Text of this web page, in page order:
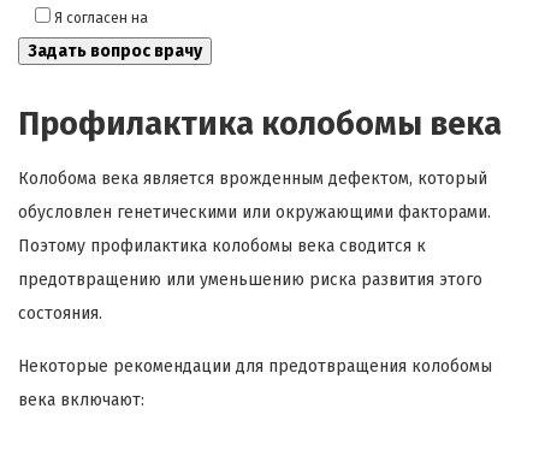
Я согласен на
Профилактика колобомы века
Колобома века является врожденным дефектом, который
обусловлен генетическими или окружающими факторами.
Поэтому профилактика колобомы века сводится к
предотвращению или уменьшению риска развития этого
состояния.
Некоторые рекомендации для предотвращения колобомы
века включают: